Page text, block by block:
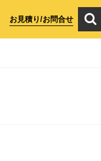
お見積り/お問合せ